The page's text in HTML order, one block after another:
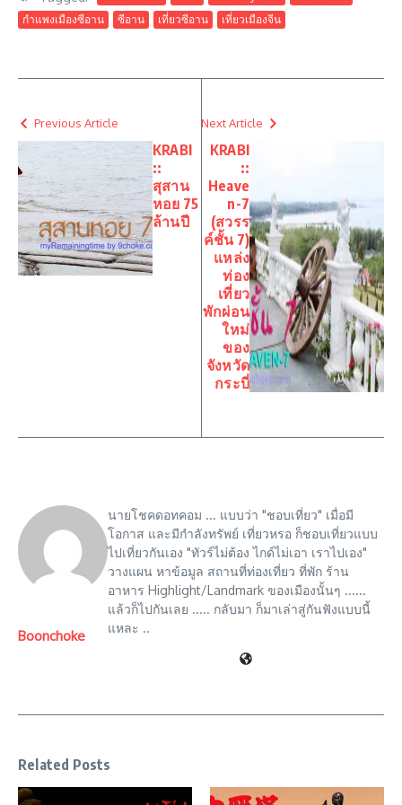
กำแพงเมืองซีอาน
ซีอาน เที่ยวซีอาน เที่ยวเมืองจีน
Previous Article
KRABI
::
สุสาน
หอย 75
ล้านปี
Next Article
KRABI
::
Heave
n-7
(สวรร
ค์ชั้น 7)
แหล่ง
ท่อง
เที่ยว
พักผ่อน
ใหม่
ของ
จังหวัด
กระบี่
Boonchoke
นายโชคดอทคอม ... แบบว่า "ชอบเที่ยว" เมื่อมี
โอกาส และมีกำลังทรัพย์ เที่ยวหรอ ก็ชอบเที่ยวแบบ
ไปเที่ยวกันเอง "ทัวร์ไม่ต้อง ไกด์ไม่เอา เราไปเอง"
วางแผน หาข้อมูล สถานที่ท่องเที่ยว ที่พัก ร้าน
อาหาร Highlight/Landmark ของเมืองนั้นๆ ......
แล้วก็ไปกันเลย ..... กลับมา ก็มาเล่าสู่กันฟังแบบนี้
แหละ ..
Related Posts